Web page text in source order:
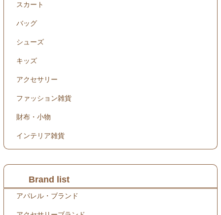
スカート
バッグ
シューズ
キッズ
アクセサリー
ファッション雑貨
財布・小物
インテリア雑貨
Brand list
アパレル・ブランド